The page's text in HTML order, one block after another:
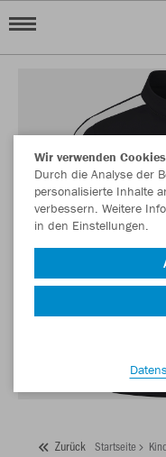
Zurück Startseite
Wir verwenden Cookies
Durch die Analyse der
personalisierte Inhalte
verbessern. Weitere
in den Einstellungen.